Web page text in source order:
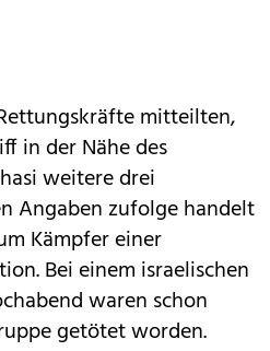
mitteilten,
in der Nähe des
weitere drei
Angaben zufolge handelt
Kämpfer einer
Bei einem israelischen
waren schon
getötet worden.